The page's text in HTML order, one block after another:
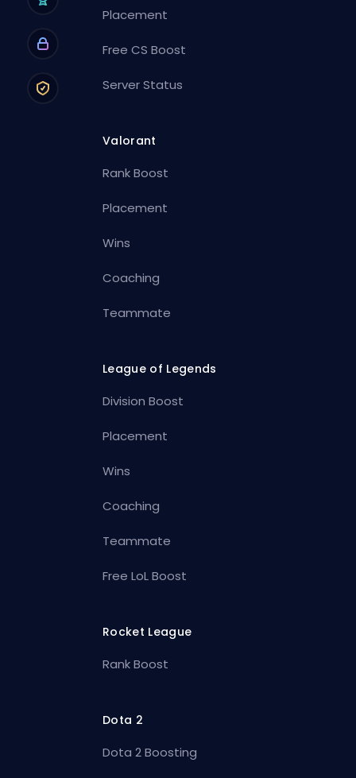
Placement
Free CS Boost
Server Status
Valorant
Rank Boost
Placement
Wins
Coaching
Teammate
League of Legends
Division Boost
Placement
Wins
Coaching
Teammate
Free LoL Boost
Rocket League
Rank Boost
Dota 2
Dota 2 Boosting